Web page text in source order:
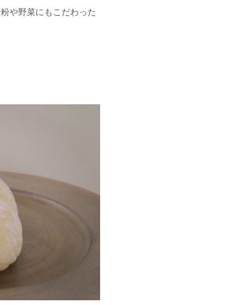
や野菜にもこだわった